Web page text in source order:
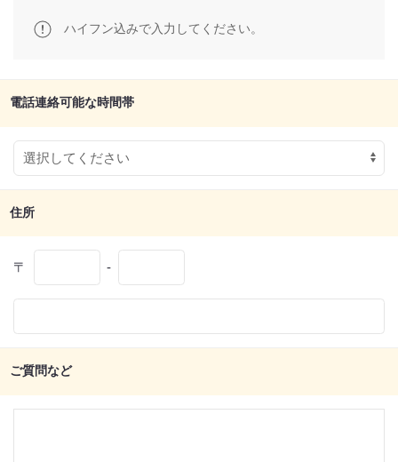
ハイフン込みで入力してください。
電話連絡可能な時間帯
住所
〒 -
ご質問など